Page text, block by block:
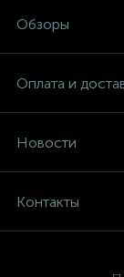
Обзоры
Оплата и
Новости
Контакты